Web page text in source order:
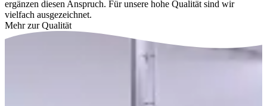
ergänzen diesen Anspruch. Für unsere hohe Qualität sind wir
vielfach ausgezeichnet.
Mehr zur Qualität